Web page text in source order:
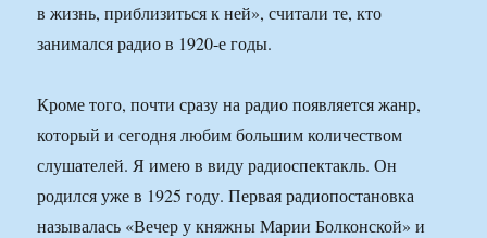
в жизнь, приблизиться к ней», считали те, кто
занимался радио в 1920-е годы.
Кроме того, почти сразу на радио появляется жанр,
который и сегодня любим большим количеством
слушателей. Я имею в виду радиоспектакль. Он
родился уже в 1925 году. Первая радиопостановка
называлась «Вечер у княжны Марии Болконской» и